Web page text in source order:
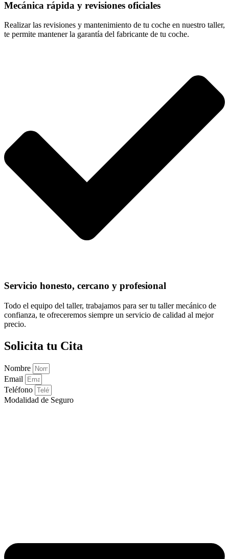
Mecánica rápida y revisiones oficiales
Realizar las revisiones y mantenimiento de tu coche en nuestro taller,
te permite mantener la garantía del fabricante de tu coche.
Servicio honesto, cercano y profesional
Todo el equipo del taller, trabajamos para ser tu taller mecánico de
confianza, te ofreceremos siempre un servicio de calidad al mejor
precio.
Solicita tu Cita
Nombre
Email
Teléfono
Modalidad de Seguro